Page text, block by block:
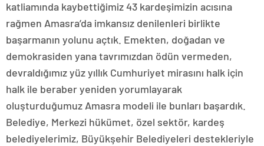
katliamında kaybettiğimiz 43 kardeşimizin acısına
rağmen Amasra’da imkansız denilenleri birlikte
başarmanın yolunu açtık. Emekten, doğadan ve
demokrasiden yana tavrımızdan ödün vermeden,
devraldığımız yüz yıllık Cumhuriyet mirasını halk için
halk ile beraber yeniden yorumlayarak
oluşturduğumuz Amasra modeli ile bunları başardık.
Belediye, Merkezi hükümet, özel sektör, kardeş
belediyelerimiz, Büyükşehir Belediyeleri destekleriyle